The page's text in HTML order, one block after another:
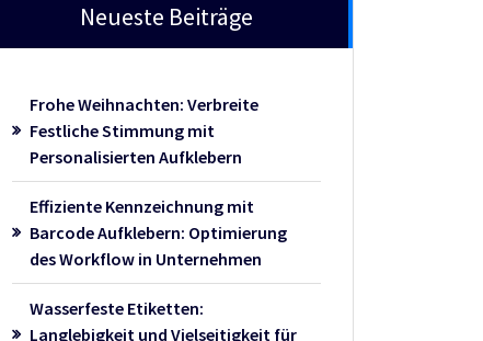
Neueste Beiträge
Frohe Weihnachten: Verbreite
Festliche Stimmung mit
Personalisierten Aufklebern
Effiziente Kennzeichnung mit
Barcode Aufklebern: Optimierung
des Workflow in Unternehmen
Wasserfeste Etiketten:
Langlebigkeit und Vielseitigkeit für